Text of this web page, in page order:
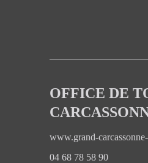
OFFICE DE
www.grand-
04 68 78 58 90